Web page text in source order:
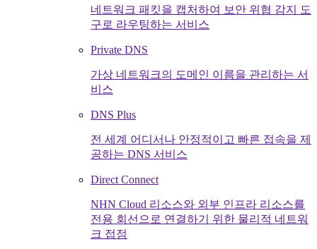
네트워크 패킷을 캡처하여 보안 위협 감지 도
구로 라우팅하는 서비스
Private DNS
가상 네트워크의 도메인 이름을 관리하는 서
비스
DNS Plus
전 세계 어디서나 안정적이고 빠른 접속을 제
공하는 DNS 서비스
Direct Connect
NHN Cloud 리소스와 외부 인프라 리소스를
전용 회선으로 연결하기 위한 물리적 네트워
크 접점